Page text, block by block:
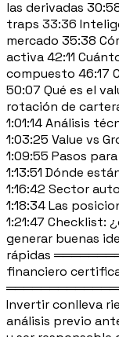
las derivadas
traps 33:36
mercado 35:38
activa 42:11
compuesto 46:17
50:07 Qué es el
rotación de
1:01:14 Análisis
1:03:25 Value vs
1:09:55 Pasos
1:13:51 Dónde
1:16:42 Sector
1:18:34 Las
1:21:47 Checklist:
generar buenas
rápidas
financiero
══════════════
Invertir conlleva
análisis previo